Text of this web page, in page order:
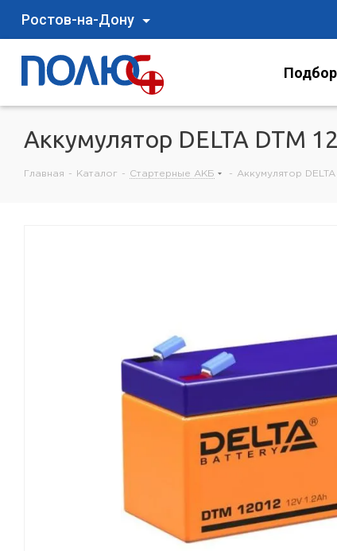
Ростов-на-Дону
Аккумулятор DELTA DTM
Главная - Каталог - Стартерные АКБ - Аккумулятор DELTA